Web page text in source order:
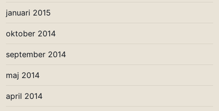
januari 2015
oktober 2014
september 2014
maj 2014
april 2014